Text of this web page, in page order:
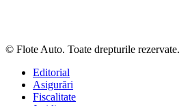
© Flote Auto. Toate drepturile rezervate.
Editorial
Asigurări
Fiscalitate